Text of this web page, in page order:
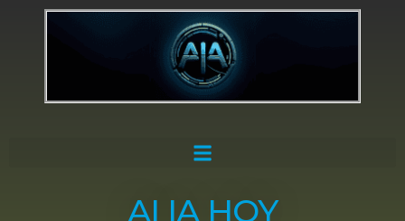
AI IA HOY